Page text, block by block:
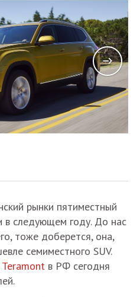
рынки пятиместный
в следующем году. До нас
тоже доберется, она,
семиместного SUV.
в РФ сегодня